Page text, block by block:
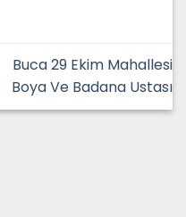
Buca 29 Ekim Mahallesi
Boya Ve Badana Ustası